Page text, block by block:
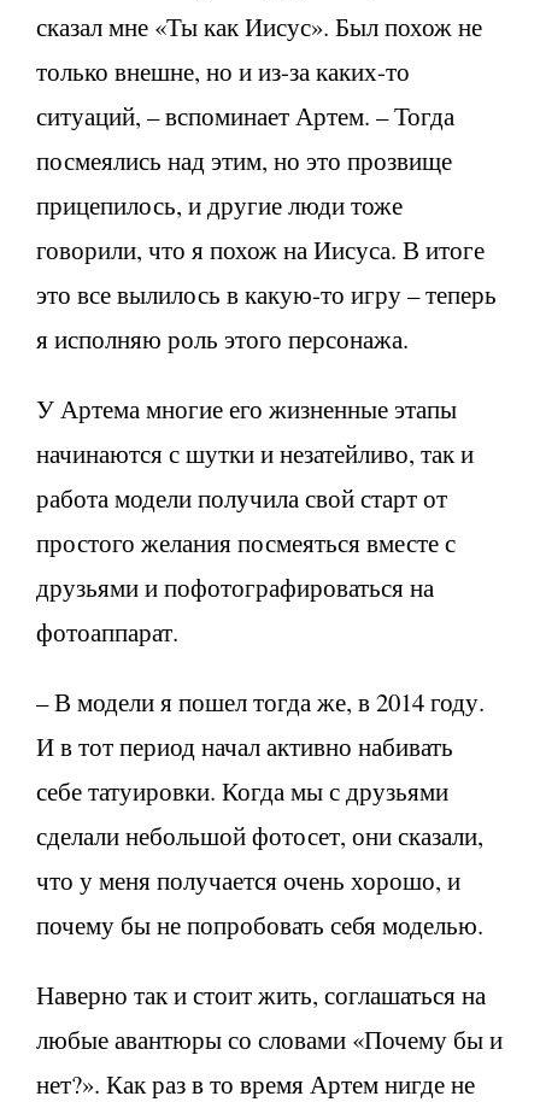
сказал мне «Ты как Иисус». Был похож не
только внешне, но и из-за каких-то
ситуаций, – вспоминает Артем. – Тогда
посмеялись над этим, но это прозвище
прицепилось, и другие люди тоже
говорили, что я похож на Иисуса. В итоге
это все вылилось в какую-то игру – теперь
я исполняю роль этого персонажа.
У Артема многие его жизненные этапы
начинаются с шутки и незатейливо, так и
работа модели получила свой старт от
простого желания посмеяться вместе с
друзьями и пофотографироваться на
фотоаппарат.
– В модели я пошел тогда же, в 2014 году.
И в тот период начал активно набивать
себе татуировки. Когда мы с друзьями
сделали небольшой фотосет, они сказали,
что у меня получается очень хорошо, и
почему бы не попробовать себя моделью.
Наверно так и стоит жить, соглашаться на
любые авантюры со словами «Почему бы и
нет?». Как раз в то время Артем нигде не